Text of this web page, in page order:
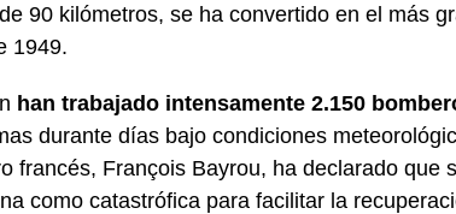
90 kilómetros, se ha convertido en el más
1949.
han trabajado intensamente 2.150
durante días bajo condiciones
francés, François Bayrou, ha declarado que
como catastrófica para facilitar la